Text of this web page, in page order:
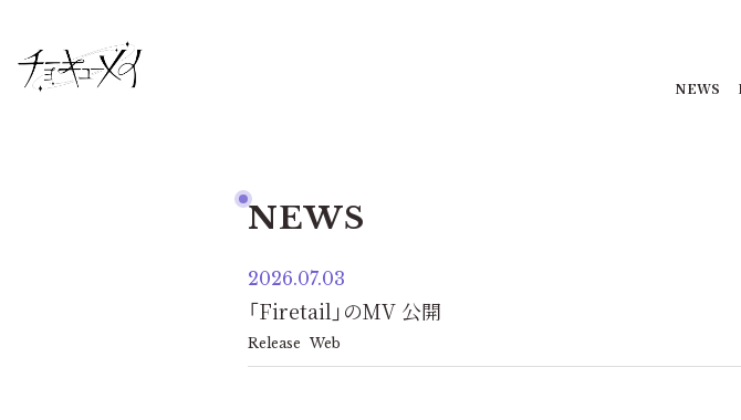
NEWS
NEWS
2026.07.03
「Firetail」のMV 公開
Release Web